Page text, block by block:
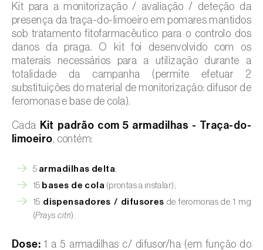
Kit para a monitorização / avaliação / deteção da
presença da traça-do-limoeiro em pomares mantidos
sob tratamento fitofarmacêutico para o controlo dos
danos da praga. O kit foi desenvolvido com os
materais necessários para a utilização durante a
totalidade da campanha (permite efetuar 2
substituições do material de monitorização: difusor de
feromonas e base de cola).
Cada
Kit padrão com 5 armadilhas - Traça-do-
limoeiro, contém:
5 armadilhas delta;
15 bases de cola (prontas a instalar);
15 dispensadores / difusores de feromonas de 1 mg
(Prays citri).
Dose: 1 a 5 armadilhas c/ difusor/ha (em função do